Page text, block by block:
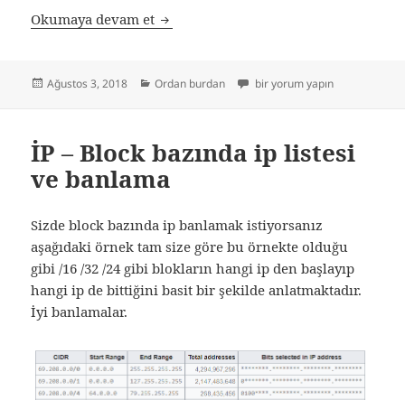
Okumaya devam et Hvac – Klima üreten Firmalar
Yayın
Ağustos 3, 2018 Kategoriler
Ordan burdan Hvac – Klima üreten Firmalar
bir yorum yapın
İP – Block bazında ip listesi
ve banlama
Sizde block bazında ip banlamak istiyorsanız
aşağıdaki örnek tam size göre bu örnekte olduğu
gibi /16 /32 /24 gibi blokların hangi ip den başlayıp
hangi ip de bittiğini basit bir şekilde anlatmaktadır.
İyi banlamalar.